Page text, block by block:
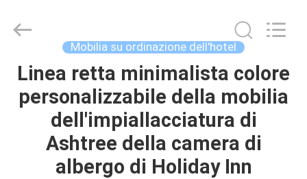
CASA
PRODOTTI
Reserved.
Mobilia su ordinazione dell'hotel
Linea retta minimalista colore
personalizzabile della mobilia
dell'impiallacciatura di
Ashtree della camera di
albergo di Holiday Inn